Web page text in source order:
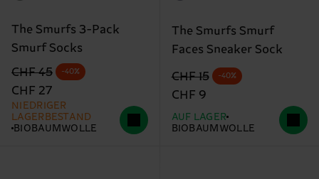
The Smurfs 3-Pack
Smurf Socks
Originalpreis
CHF 45
Reduzierter Preis
CHF 27
-40%
NIEDRIGER
LAGERBESTAND
BIOBAUMWOLLE
The Smurfs Smurf
Faces Sneaker Sock
Originalpreis
CHF 15
Reduzierter Preis
CHF 9
-40%
AUF LAGER
BIOBAUMWOLLE